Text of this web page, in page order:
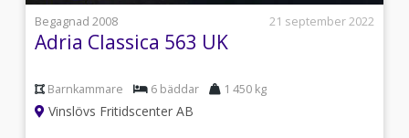
Begagnad 2008
21 september 2022
Adria Classica 563 UK
Barnkammare 6 bäddar 1 450 kg
Vinslövs Fritidscenter AB